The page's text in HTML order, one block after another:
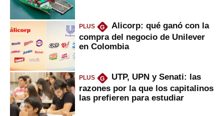
PLUS G
Alicorp: qué ganó con la
compra del negocio de Unilever
en Colombia
PLUS G
UTP, UPN y Senati: las
razones por la que los capitalinos
las prefieren para estudiar